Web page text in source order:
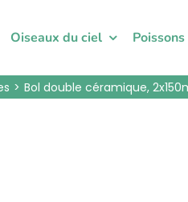
Oiseaux du ciel Poissons
Bol double céramique,